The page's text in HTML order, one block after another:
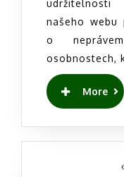
našeho webu
o
osobnostech,
More